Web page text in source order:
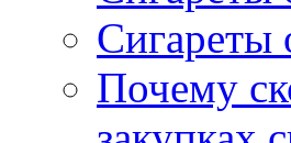
Сигареты
Почему